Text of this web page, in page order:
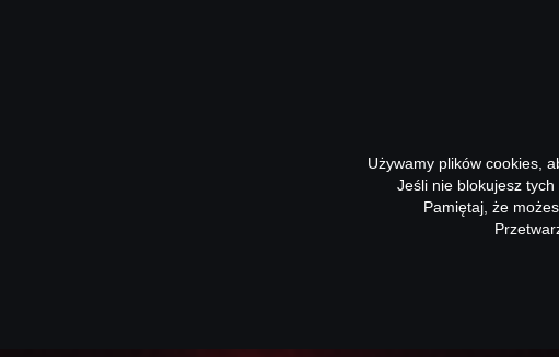
Używamy plików cookies,
Jeśli nie blokujesz
Pamiętaj, że